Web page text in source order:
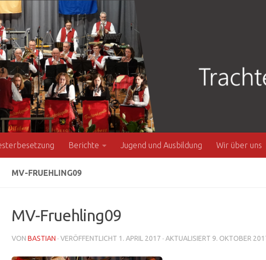
Berichte Jugend und Ausbildung Wir über uns
MV-FRUEHLING09
MV-Fruehling09
VON BASTIAN · VERÖFFENTLICHT 1. APRIL 2017 · AKTUALISIERT 9. OKTOBER